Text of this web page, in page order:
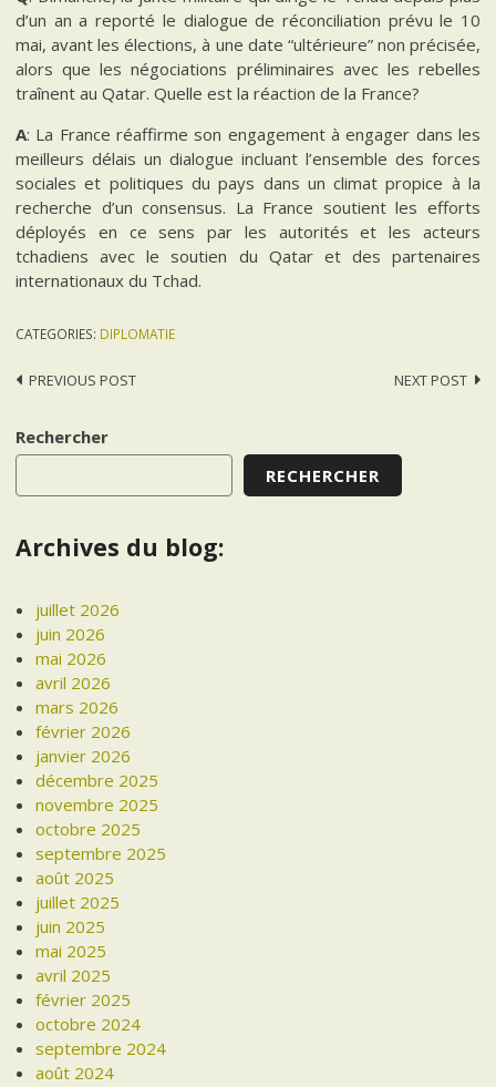
d’un an a reporté le dialogue de réconciliation prévu le 10
mai, avant les élections, à une date “ultérieure” non précisée,
alors que les négociations préliminaires avec les rebelles
traînent au Qatar. Quelle est la réaction de la France?
A: La France réaffirme son engagement à engager dans les
meilleurs délais un dialogue incluant l’ensemble des forces
sociales et politiques du pays dans un climat propice à la
recherche d’un consensus. La France soutient les efforts
déployés en ce sens par les autorités et les acteurs
tchadiens avec le soutien du Qatar et des partenaires
internationaux du Tchad.
CATEGORIES: DIPLOMATIE
Post
PREVIOUS POST NEXT POST
Rechercher
RECHERCHER
Archives du blog:
juillet 2026
juin 2026
mai 2026
avril 2026
mars 2026
février 2026
janvier 2026
décembre 2025
novembre 2025
octobre 2025
septembre 2025
août 2025
juillet 2025
juin 2025
mai 2025
avril 2025
février 2025
octobre 2024
septembre 2024
août 2024